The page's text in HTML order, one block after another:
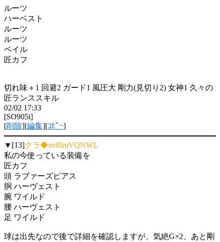
ルーツ
ハーベスト
ルーツ
ルーツ
ベイル
匠カフ
切れ味＋1 回避2 ガード1 風圧大 剛力(見切り2) 女神1 久々の
匠ランススキル
02/02 17:33
[SO905i]
[削除][編集][ｺﾋﾟｰ]
▼[13]クラ◆nv8ImVQNWL
私の今使っている装備を
匠カフ
頭 ラブァーズピアス
胴 ハーヴェスト
腕 ワイルド
腰 ハーヴェスト
足 ワイルド
球は出先なので後で詳細を確認しますが、気絶G×2、あと剛